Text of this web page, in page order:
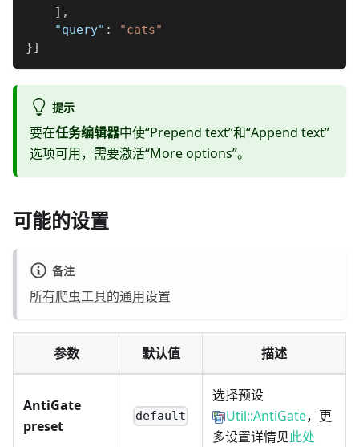
] ,
"query" :
"cats"
}]
提示
要在任务编辑器中使“Prepend text”和“Append text”
选项可用，需要激活“More options”。
可能的设置
备注
所有爬虫工具的通用设置
参数 默认值 描述
AntiGate
preset
default
选择预设
Util::AntiGate，更
多设置详情见此处